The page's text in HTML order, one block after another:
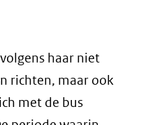
haar niet
richten, maar ook
met de bus